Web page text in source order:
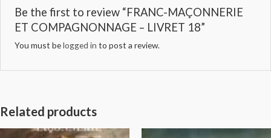
Be the first to review “FRANC-MAÇONNERIE
ET COMPAGNONNAGE – LIVRET 18”
You must belogged in to post a review.
Related products